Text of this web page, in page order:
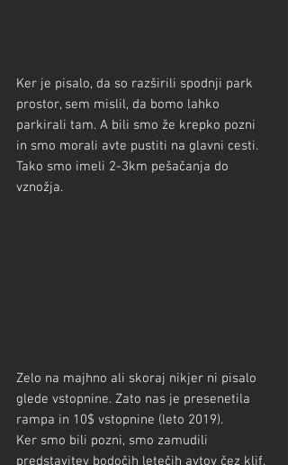
Ker je pisalo, da so razširili spodnji park
prostor, sem mislil, da bomo lahko
parkirali tam. A bili smo že krepko pozni
in smo morali avte pustiti na glavni cesti.
Tako smo imeli 2-3km pešačanja do
vznožja.
Zelo na majhno ali skoraj nikjer ni pisalo
glede vstopnine. Zato nas je presenetila
rampa in 10$ vstopnine (leto 2019).
Ker smo bili pozni, smo zamudili
predstavitev bodočih letečih avtov čez klif.